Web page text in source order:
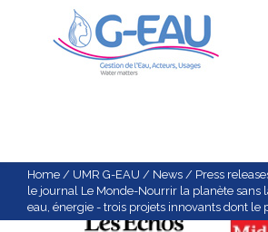
NEWS
EVENTS
CALENDAR OF EVENTS
Home / UMR G-EAU / News / Press
le journal Le Monde-Nourrir la planète sans
eau, énergie - trois projets innovants dont le